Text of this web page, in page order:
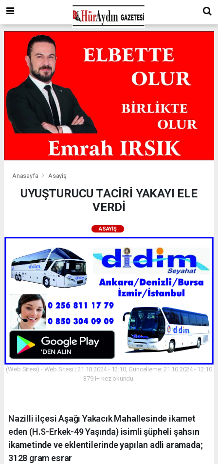
Anasayfa Asayiş
UYUŞTURUCU TACİRİ YAKAYI ELE
VERDİ
ASAYIŞ
(Web Sitesi) - Web Sitesi | 21.10.2024 - 12:10, Güncelleme: 21.10.2024 - 12:10
3791+ kez okundu.
Nazilli ilçesi Aşağı Yakacık Mahallesinde ikamet
eden (H.S-Erkek-49 Yaşında) isimli şüpheli şahsın
ikametinde ve eklentilerinde yapılan adli aramada;
3128 gram esrar